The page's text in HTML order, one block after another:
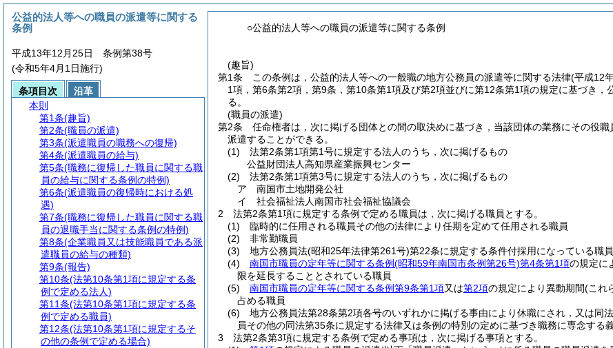
○公益的法人等への職員の派遣等に関する条例
(趣旨)
第1条
この条例は，公益的法人等への一般職の地方公務員の派遣等に関する法律(平成12
1項，第6条第2項，第9条，第10条第1項及び第2項並びに第12条第1項の規定に基づき
る。
(職員の派遣)
第2条
任命権者は，次に掲げる団体との間の取決めに基づき，当該団体の業務にその役
派遣することができる。
(1)
法第2条第1項第1号に規定する法人のうち，次に掲げるもの
公益財団法人高知県産業振興センター
(2)
法第2条第1項第3号に規定する法人のうち，次に掲げるもの
ア
南国市土地開発公社
イ
社会福祉法人南国市社会福祉協議会
2
法第2条第1項に規定する条例で定める職員は，次に掲げる職員とする。
(1)
臨時的に任用される職員その他の法律により任期を定めて任用される職員
(2)
非常勤職員
(3)
地方公務員法(昭和25年法律第261号)第22条に規定する条件付採用になっている職員
(4)
南国市職員の定年等に関する条例(昭和59年南国市条例第26号)第4条第1項の規定に
限を延長することとされている職員
(5)
南国市職員の定年等に関する条例第9条第1項又は第2項の規定により異動期間(これ
占める職員
(6)
地方公務員法第28条第2項各号のいずれかに掲げる事由により休職にされ，又は
員その他の同法第35条に規定する法律又は条例の特別の定めに基づき職務に専念する
3
法第2条第3項に規定する条例で定める事項は，次に掲げる事項とする。
公益的法人等への職員の派遣等に関する
条例
平成13年12月25日 条例第38号
(令和5年4月1日施行)
条項目次
沿革
本則
第1条(趣旨)
第2条(職員の派遣)
第3条(派遣職員の職務への復帰)
第4条(派遣職員の給与)
第5条(職務に復帰した職員に関する職
員の給与に関する条例の特例)
第6条(派遣職員の復帰時における処
遇)
第7条(職務に復帰した職員に関する職
員の退職手当に関する条例の特例)
第8条(企業職員又は技能職員である派
遣職員の給与の種類)
第9条(報告)
第10条(法第10条第1項に規定する条
例で定める法人)
第11条(法第10条第1項に規定する条
例で定める職員)
第12条(法第10条第1項に規定するそ
の他の条例で定める場合)